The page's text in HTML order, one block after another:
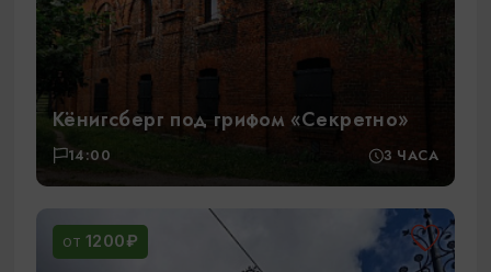
Кёнигсберг под грифом «Секретно»
14:00 3 ЧАСА
ОТ 1200₽